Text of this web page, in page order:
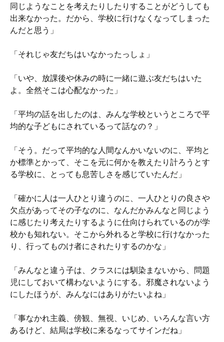
同じようなことを考えたりしたりすることがどうしても
出来なかった。だから、学校に行けなくなってしまった
んだと思う」
「それじゃ友だちはいなかったっしょ」
「いや、放課後や休みの時に一緒に遊ぶ友だちはいた
よ。全然そこは心配なかった」
「平均の話を出したのは、みんな学校というところで平
均的な子どもにされているって話なの？」
「そう。だって平均的な人間なんかいないのに、平均と
か標準とかって、そこを元に何かを教えたり計ろうとす
る学校に、とっても息苦しさを感じていたんだ」
「確かに人は一人ひとり違うのに、一人ひとりの良さや
欠点があってその子なのに、なんだかみんなと同じよう
に感じたり考えたりするように仕向けられているのが学
校かも知れない。そこから外れると学校に行けなかった
り、行ってものけ者にされたりするのかな」
「みんなと違う子は、クラスには馴染まないから、問題
児にしておいて構わないようにする。邪魔されないよう
にしたほうが、みんなにはありがたいよね」
「事なかれ主義、傍観、無視、いじめ、いろんな言い方
あるけど、結局は学校に来るなってサインだね」